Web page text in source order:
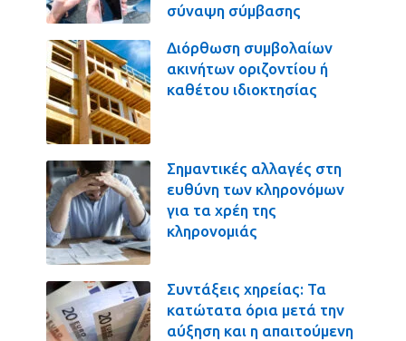
σύναψη σύμβασης
Διόρθωση συμβολαίων
ακινήτων οριζοντίου ή
καθέτου ιδιοκτησίας
Σημαντικές αλλαγές στη
ευθύνη των κληρονόμων
για τα χρέη της
κληρονομιάς
Συντάξεις χηρείας: Τα
κατώτατα όρια μετά την
αύξηση και η απαιτούμενη